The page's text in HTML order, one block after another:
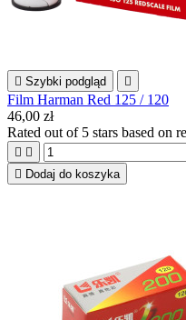
 Szybki podgląd 
Film Harman Red 125 / 120
46,00 zł
Rated out of 5 stars based on
 
 Dodaj do koszyka